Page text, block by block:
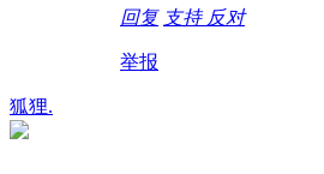
回复 支持 反对
举报
狐狸.